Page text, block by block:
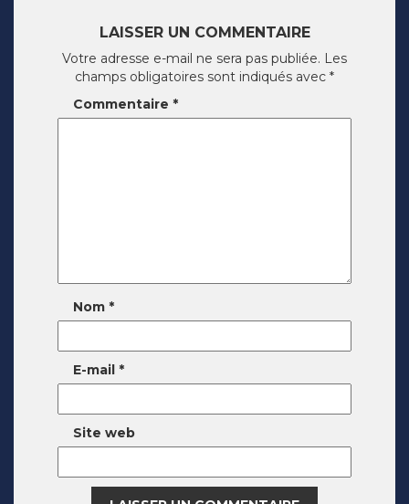
LAISSER UN COMMENTAIRE
Votre adresse e-mail ne sera pas publiée. Les
champs obligatoires sont indiqués avec *
Commentaire *
Nom *
E-mail *
Site web